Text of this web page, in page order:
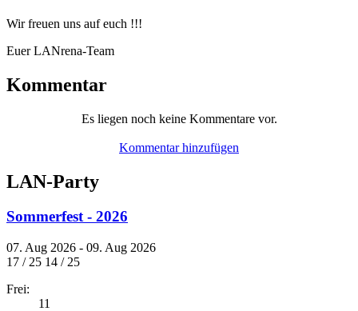
Wir freuen uns auf euch !!!
Euer LANrena-Team
Kommentar
Es liegen noch keine Kommentare vor.
Kommentar hinzufügen
LAN-Party
Sommerfest - 2026
07. Aug 2026 - 09. Aug 2026
17 / 25 14 / 25
Frei:
11